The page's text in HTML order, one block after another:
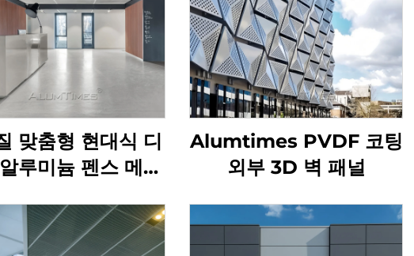
맞춤형 현대식 디
루미늄 펜스 메시
Alumtimes PVDF 코팅
외부 3D 벽 패널